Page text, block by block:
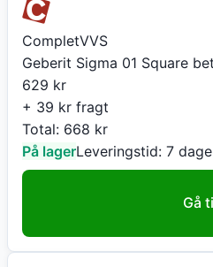
CompletVVS
Geberit Sigma 01 Square
629 kr
+ 39 kr fragt
Total: 668 kr
På lagerLeveringstid: 7 dage
Gå